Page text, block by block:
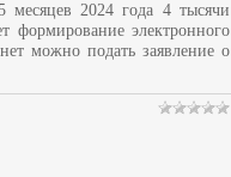
месяцев 2024 года 4 тысячи
формирование электронного
можно подать заявление о